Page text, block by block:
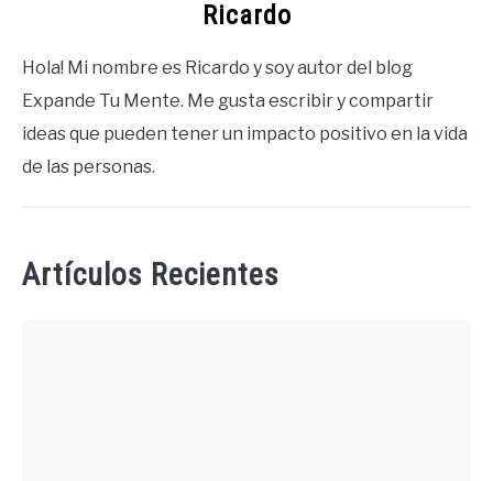
Ricardo
Hola! Mi nombre es Ricardo y soy autor del blog
Expande Tu Mente. Me gusta escribir y compartir
ideas que pueden tener un impacto positivo en la vida
de las personas.
Artículos Recientes